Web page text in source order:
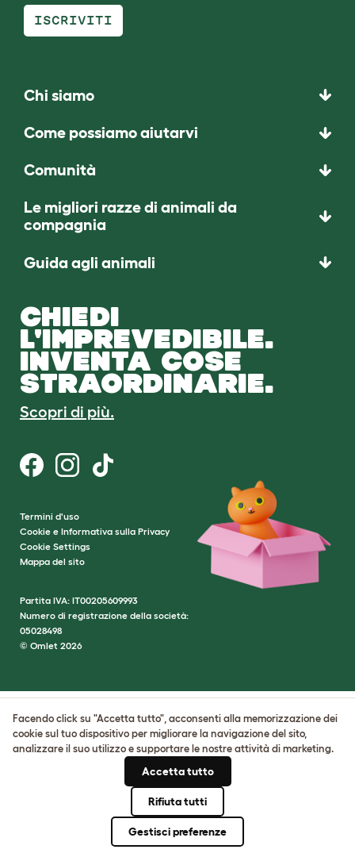
ISCRIVITI
Chi siamo
Come possiamo aiutarvi
Comunità
Le migliori razze di animali da
compagnia
Guida agli animali
CHIEDI
L'IMPREVEDIBILE.
INVENTA COSE
STRAORDINARIE.
Scopri di più.
Termini d'uso
Cookie e Informativa sulla Privacy
Cookie Settings
Mappa del sito
Partita IVA: IT00205609993
Numero di registrazione della società:
05028498
© Omlet 2026
Facendo click su "Accetta tutto", acconsenti alla memorizzazione dei
cookie sul tuo dispositivo per migliorare la navigazione del sito,
analizzare il suo utilizzo e supportare le nostre attività di marketing.
Accetta tutto
Rifiuta tutti
Gestisci preferenze